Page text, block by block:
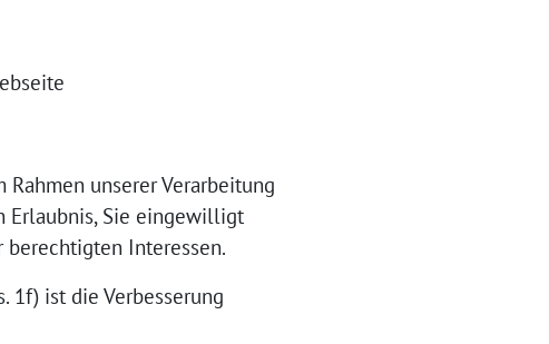
unserer Verarbeitung
Erlaubnis, Sie eingewilligt
Interessen.
1f) ist die Verbesserung